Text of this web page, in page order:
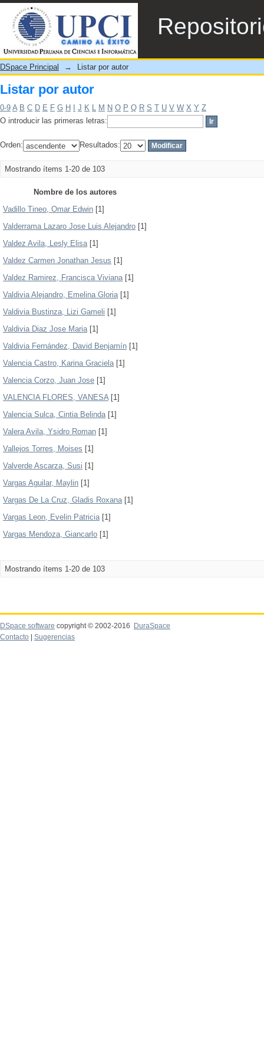
Listar por autor
DSpace Principal → Listar por autor
Listar por autor
0-9 A B C D E F G H J K L M N O P Q R S T U V W X Y Z
O introducir las primeras letras:
Orden: Resultados:
Mostrando ítems 1-20 de 103
Nombre de los autores
Vadillo Tineo, Omar Edwin [1]
Valderrama Lazaro Jose Luis Alejandro [1]
Valdez Avila, Lesly Elisa[1]
Valdez Carmen Jonathan Jesus [1]
Valdez Ramirez, Francisca Viviana[1]
Valdivia Alejandro, Emelina Gloria[1]
Valdivia Bustinza, Lizi Gameli [1]
Valdivia Diaz Jose Maria[1]
Valdivia Fernández, David Benjamín [1]
Valencia Castro, Karina Graciela[1]
Valencia Corzo, Juan Jose [1]
VALENCIA FLORES, VANESA[1]
Valencia Sulca, Cintia Belinda[1]
Valera Avila, Ysidro Roman [1]
Vallejos Torres, Moises [1]
Valverde Ascarza, Susi [1]
Vargas Aguilar, Maylin [1]
Vargas De La Cruz, Gladis Roxana[1]
Vargas Leon, Evelin Patricia[1]
Vargas Mendoza, Giancarlo [1]
Mostrando ítems 1-20 de 103
DSpace software copyright © 2002-2016
DuraSpace
Contacto
Sugerencias